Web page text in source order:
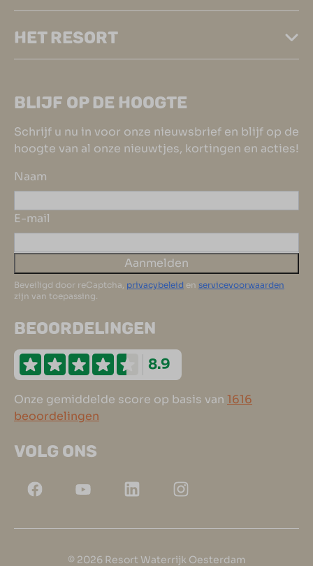
HET RESORT
BLIJF OP DE HOOGTE
Schrijf u nu in voor onze nieuwsbrief en blijf op de
hoogte van al onze nieuwtjes, kortingen en acties!
Naam
E-mail
Aanmelden
Beveiligd door reCaptcha, privacybeleid en servicevoorwaarden
zijn van toepassing.
BEOORDELINGEN
8.9
Onze gemiddelde score op basis van 1616
beoordelingen
VOLG ONS
© 2026 Resort Waterrijk Oesterdam